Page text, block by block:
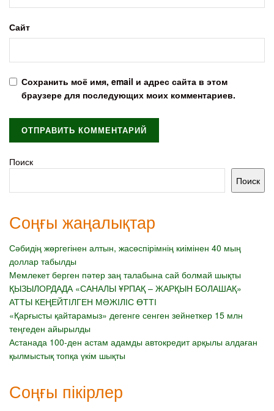
Сайт
Сохранить моё имя, email и адрес сайта в этом
браузере для последующих моих комментариев.
Поиск
Поиск
Соңғы жаңалықтар
Сәбидің жөргегінен алтын, жасөспірімнің киімінен 40 мың
доллар табылды
Мемлекет берген пәтер заң талабына сай болмай шықты
ҚЫЗЫЛОРДАДА «САНАЛЫ ҰРПАҚ – ЖАРҚЫН БОЛАШАҚ»
АТТЫ КЕҢЕЙТІЛГЕН МӘЖІЛІС ӨТТІ
«Қарғысты қайтарамыз» дегенге сенген зейнеткер 15 млн
теңгеден айырылды
Астанада 100-ден астам адамды автокредит арқылы алдаған
қылмыстық топқа үкім шықты
Соңғы пікірлер